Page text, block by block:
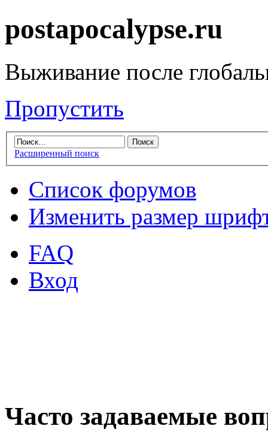
postapocalypse.ru
Выживание после
Пропустить
Расширенный поиск
Список форумов
Изменить размер
FAQ
Вход
Часто задаваемые